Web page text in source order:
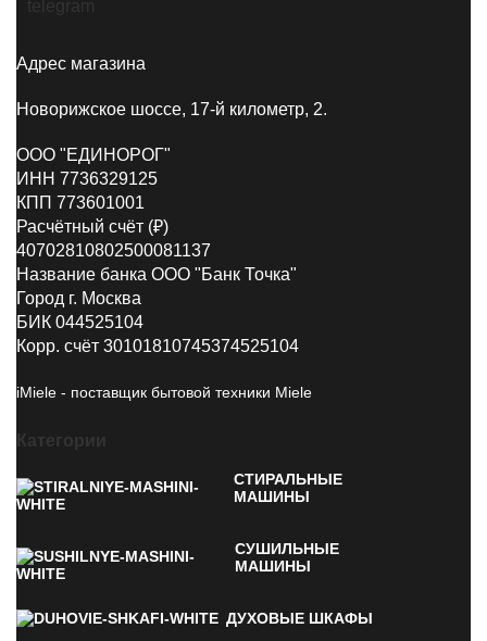
Адрес магазина
Новорижское шоссе, 17-й километр, 2.
ООО "ЕДИНОРОГ"
ИНН 7736329125
КПП 773601001
Расчётный счёт (₽)
40702810802500081137
Название банка ООО "Банк Точка"
Город г. Москва
БИК 044525104
Корр. счёт 30101810745374525104
iMiele - поставщик бытовой техники Miele
Категории
СТИРАЛЬНЫЕ
МАШИНЫ
СУШИЛЬНЫЕ
МАШИНЫ
ДУХОВЫЕ ШКАФЫ